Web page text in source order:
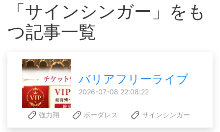
「サインシンガー」をも
つ記事一覧
バリアフリーライブ
2026-07-08 22:08:22
強力翔 ボーダレス サインシンガー